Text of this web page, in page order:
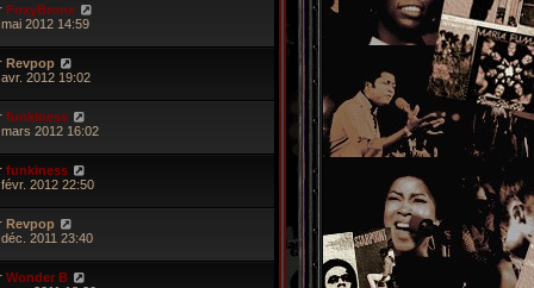
FoxyBronx
2012 14:59
Revpop
2012 19:02
funkiness
mars 2012 16:02
funkiness
2012 22:50
Revpop
déc. 2011 23:40
Wonder B